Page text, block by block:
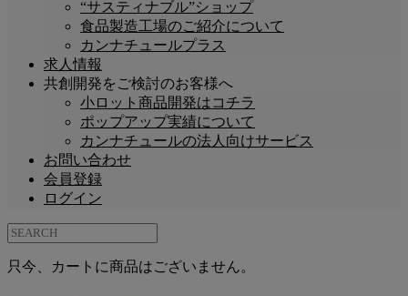
“サスティナブル”ショップ
食品製造工場のご紹介について
カンナチュールプラス
求人情報
共創開発をご検討のお客様へ
小ロット商品開発はコチラ
ポップアップ実績について
カンナチュールの法人向けサービス
お問い合わせ
会員登録
ログイン
只今、カートに商品はございません。